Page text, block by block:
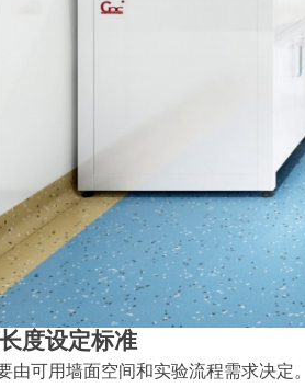
度设定标准
由可用墙面空间和实验流程需求决定。